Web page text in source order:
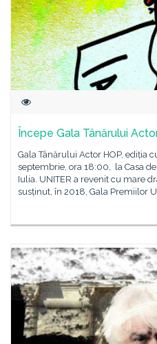
Începe Gala Tânărului
Gala Tânărului Actor HOP, ediția
septembrie, ora 18:00, la Casa
Iulia. UNITER a revenit cu mare
susținut, în 2018, Gala Premiilor